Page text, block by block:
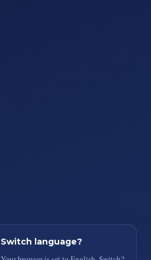
Switch language?